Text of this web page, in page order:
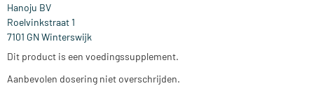
Hanoju BV
Roelvinkstraat 1
7101 GN Winterswijk
Dit product is een voedingssupplement.
Aanbevolen dosering niet overschrijden.